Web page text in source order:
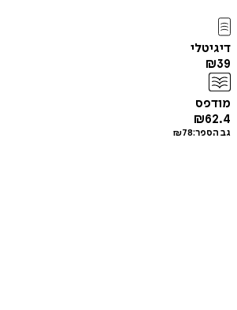
דיגיטלי
₪39
מודפס
₪62.4
גב הספר: ₪78